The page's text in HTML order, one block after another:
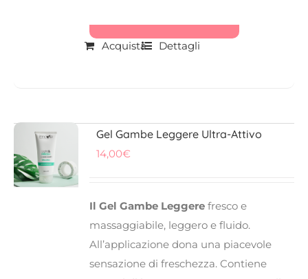
Acquista Dettagli
Gel Gambe Leggere Ultra-Attivo
14,00€
Il Gel Gambe Leggere fresco e
massaggiabile, leggero e fluido.
All’applicazione dona una piacevole
sensazione di freschezza. Contiene